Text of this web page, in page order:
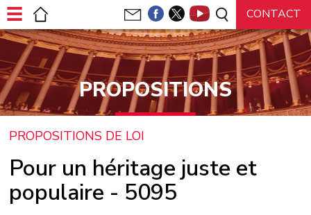
PROPOSITIONS
PROPOSITIONS DE LOI
Pour un héritage juste et
populaire - 5095
Panneau de gestion des cookies